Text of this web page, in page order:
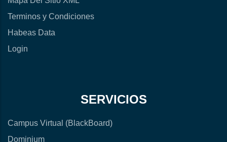
Terminos y Condiciones
Habeas Data
Login
SERVICIOS
Campus Virtual (BlackBoard)
Dominium